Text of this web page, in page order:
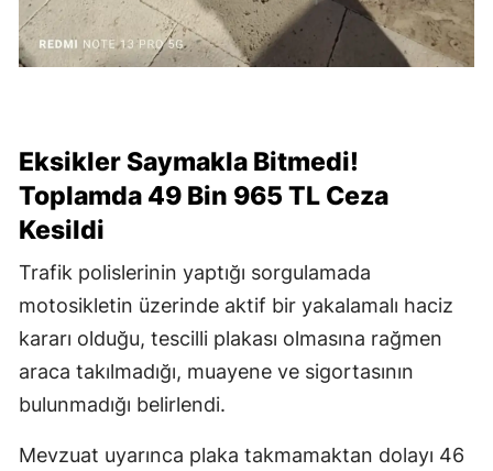
Eksikler Saymakla Bitmedi!
Toplamda 49 Bin 965 TL Ceza
Kesildi
Trafik polislerinin yaptığı sorgulamada
motosikletin üzerinde aktif bir yakalamalı haciz
kararı olduğu, tescilli plakası olmasına rağmen
araca takılmadığı, muayene ve sigortasının
bulunmadığı belirlendi.
Mevzuat uyarınca plaka takmamaktan dolayı 46